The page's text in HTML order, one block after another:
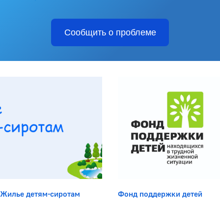
Сообщить о проблеме
Жилье детям-сиротам Фонд поддержки детей